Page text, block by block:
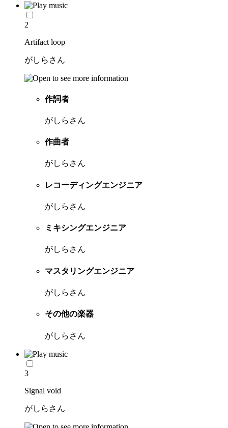
2
Artifact loop
がしらさん
作詞者
がしらさん
作曲者
がしらさん
レコーディングエンジニア
がしらさん
ミキシングエンジニア
がしらさん
マスタリングエンジニア
がしらさん
その他の楽器
がしらさん
3
Signal void
がしらさん